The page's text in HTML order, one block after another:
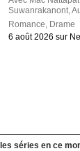
Suwanrakanont ,
Romance Drame
6 août 2026 sur
séries en ce